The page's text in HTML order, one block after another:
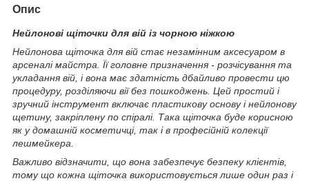
Опис
Нейлонові щіточки для вій із чорною ніжкою
Нейлонова щіточка для вій стає незамінним аксесуаром в
арсеналі майстра. Її головне призначення - розчісування та
укладання вій, і вона має здатність дбайливо провести цю
процедуру, розділяючи вії без пошкоджень. Цей простий і
зручний інструмент включає пластикову основу і нейлонову
щетину, закріплену по спіралі. Така щіточка буде корисною
як у домашній косметичці, так і в професійній колекції
лешмейкера.
Важливо відзначити, що вона забезпечує безпеку клієнтів,
тому що кожна щіточка використовується лише один раз і